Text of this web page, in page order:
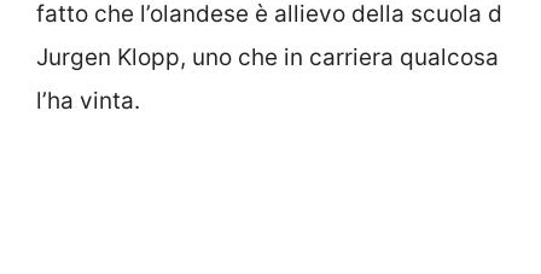
fatto che l’olandese è allievo della scuola d
Jurgen Klopp, uno che in carriera qualcosa
l’ha vinta.